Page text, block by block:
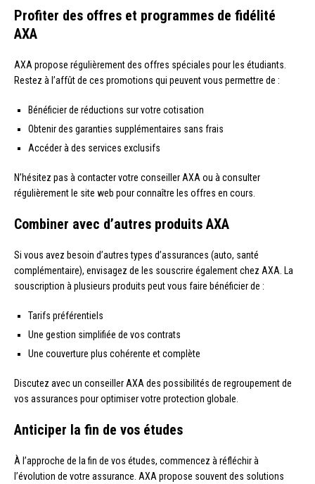
Profiter des offres et programmes de fidélité
AXA
AXA propose régulièrement des offres spéciales pour les étudiants.
Restez à l’affût de ces promotions qui peuvent vous permettre de :
Bénéficier de réductions sur votre cotisation
Obtenir des garanties supplémentaires sans frais
Accéder à des services exclusifs
N’hésitez pas à contacter votre conseiller AXA ou à consulter
régulièrement le site web pour connaître les offres en cours.
Combiner avec d’autres produits AXA
Si vous avez besoin d’autres types d’assurances (auto, santé
complémentaire), envisagez de les souscrire également chez AXA. La
souscription à plusieurs produits peut vous faire bénéficier de :
Tarifs préférentiels
Une gestion simplifiée de vos contrats
Une couverture plus cohérente et complète
Discutez avec un conseiller AXA des possibilités de regroupement de
vos assurances pour optimiser votre protection globale.
Anticiper la fin de vos études
À l’approche de la fin de vos études, commencez à réfléchir à
l’évolution de votre assurance. AXA propose souvent des solutions